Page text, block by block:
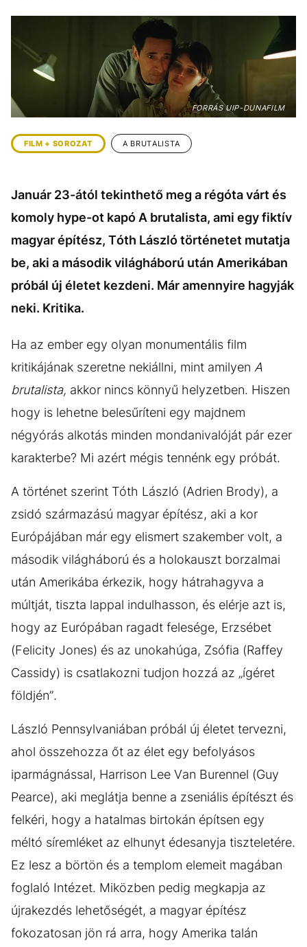
DESIGN
BESZÉLGETÉSEK ARCOK
TÖRTÉNETEK
GASZTRO
FORRÁS UIP-DUNAFILM
FILM + SOROZAT A BRUTALISTA
Január 23-ától tekinthető meg a régóta várt és
komoly hype-ot kapó A brutalista, ami egy fiktív
magyar építész, Tóth László történetet mutatja
be, aki a második világháború után Amerikában
próbál új életet kezdeni. Már amennyire hagyják
neki. Kritika.
Ha az ember egy olyan monumentális film
kritikájának szeretne nekiállni, mint amilyen A
brutalista, akkor nincs könnyű helyzetben. Hiszen
hogy is lehetne belesűríteni egy majdnem
négyórás alkotás minden mondanivalóját pár ezer
karakterbe? Mi azért mégis tennénk egy próbát.
A történet szerint Tóth László (Adrien Brody), a
zsidó származású magyar építész, aki a kor
Európájában már egy elismert szakember volt, a
második világháború és a holokauszt borzalmai
után Amerikába érkezik, hogy hátrahagyva a
múltját, tiszta lappal indulhasson, és elérje azt is,
hogy az Európában ragadt felesége, Erzsébet
(Felicity Jones) és az unokahúga, Zsófia (Raffey
Cassidy) is csatlakozni tudjon hozzá az „ígéret
földjén”.
László Pennsylvaniában próbál új életet tervezni,
ahol összehozza őt az élet egy befolyásos
iparmágnással, Harrison Lee Van Burennel (Guy
Pearce), aki meglátja benne a zseniális építészt és
felkéri, hogy a hatalmas birtokán építsen egy
méltó síremléket az elhunyt édesanyja tiszteletére.
Ez lesz a börtön és a templom elemeit magában
foglaló Intézet. Miközben pedig megkapja az
újrakezdés lehetőségét, a magyar építész
fokozatosan jön rá arra, hogy Amerika talán